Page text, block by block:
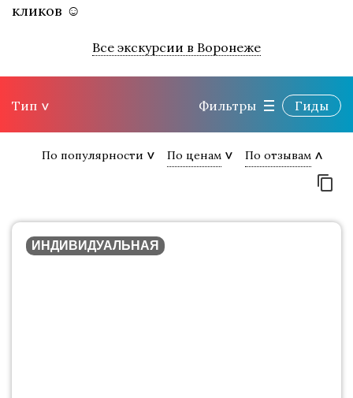
кликов ☺
Все экскурсии в Воронеже
Тип Фильтры Гиды
По популярности По ценам По отзывам
ИНДИВИДУАЛЬНАЯ